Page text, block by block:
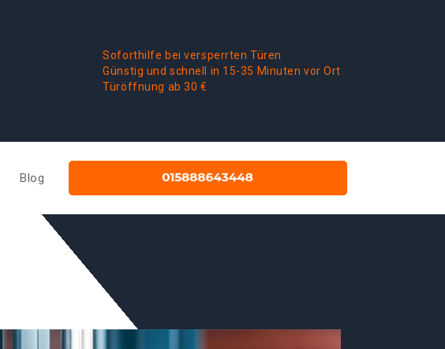
Soforthilfe bei versperrten Türen
Günstig und schnell in 15-35 Minuten vor Ort
Türöffnung ab 30 €
Blog